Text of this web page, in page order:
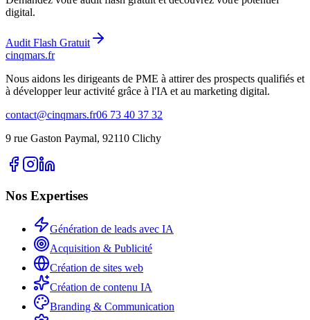
digital.
Audit Flash Gratuit
cinqmars.fr
Nous aidons les dirigeants de PME à attirer des prospects qualifiés et
à développer leur activité grâce à l'IA et au marketing digital.
contact@cinqmars.fr06 73 40 37 32
9 rue Gaston Paymal, 92110 Clichy
Nos Expertises
Génération de leads avec IA
Acquisition & Publicité
Création de sites web
Création de contenu IA
Branding & Communication